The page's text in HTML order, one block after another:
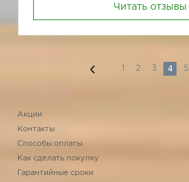
Читать отзывы
1 2 3 4 5
Акции
Контакты
Способы оплаты
Как сделать покупку
Гарантийные сроки